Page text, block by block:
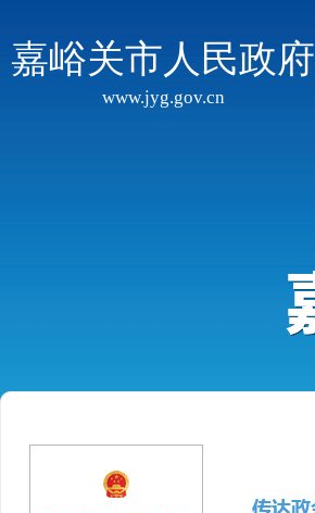
嘉峪关市人民政府
www.jyg.gov.cn